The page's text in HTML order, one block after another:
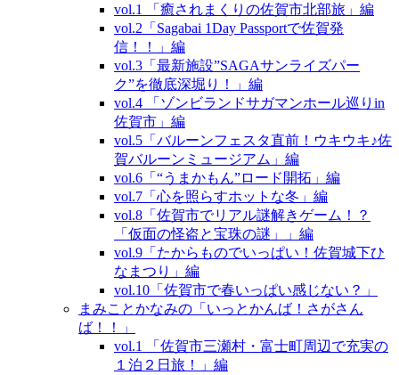
vol.1 「癒されまくりの佐賀市北部旅」編
vol.2「Sagabai 1Day Passportで佐賀発
信！！」編
vol.3「最新施設”SAGAサンライズパー
ク”を徹底深堀り！」編
vol.4 「ゾンビランドサガマンホール巡りin
佐賀市」編
vol.5「バルーンフェスタ直前！ウキウキ♪佐
賀バルーンミュージアム」編
vol.6「“うまかもん”ロード開拓」編
vol.7「心を照らすホットな冬」編
vol.8「佐賀市でリアル謎解きゲーム！？
「仮面の怪盗と宝珠の謎」」編
vol.9「たからものでいっぱい！佐賀城下ひ
なまつり」編
vol.10「佐賀市で春いっぱい感じない？」
まみことかなみの「いっとかんば！さがさん
ば！！」
vol.1 「佐賀市三瀬村・富士町周辺で充実の
１泊２日旅！」編